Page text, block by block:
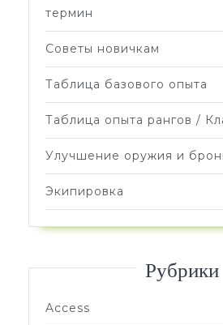
термин
Советы новичкам
Таблица базового опыта
Таблица опыта рангов /
Улучшение оружия и
Экипировка
Рубрики
Access